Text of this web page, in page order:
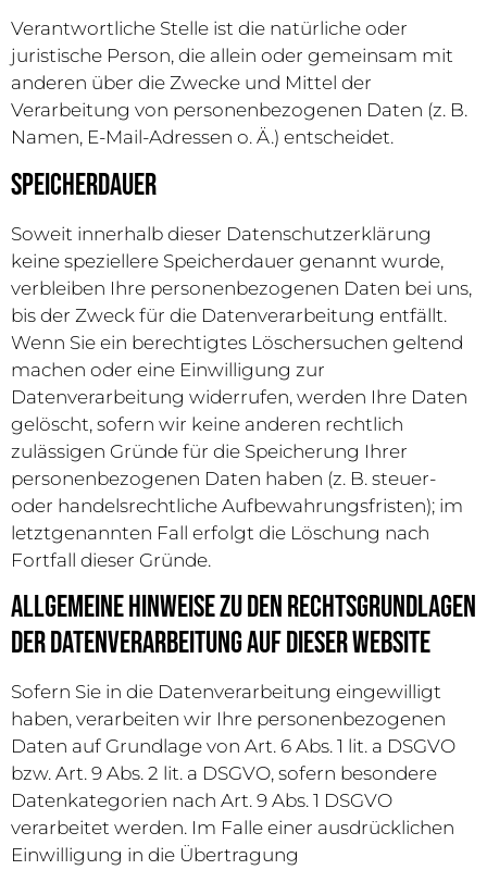
Verantwortliche Stelle ist die natürliche oder
juristische Person, die allein oder gemeinsam mit
anderen über die Zwecke und Mittel der
Verarbeitung von personenbezogenen Daten (z. B.
Namen, E-Mail-Adressen o. Ä.) entscheidet.
Speicherdauer
Soweit innerhalb dieser Datenschutzerklärung
keine speziellere Speicherdauer genannt wurde,
verbleiben Ihre personenbezogenen Daten bei uns,
bis der Zweck für die Datenverarbeitung entfällt.
Wenn Sie ein berechtigtes Löschersuchen geltend
machen oder eine Einwilligung zur
Datenverarbeitung widerrufen, werden Ihre Daten
gelöscht, sofern wir keine anderen rechtlich
zulässigen Gründe für die Speicherung Ihrer
personenbezogenen Daten haben (z. B. steuer-
oder handelsrechtliche Aufbewahrungsfristen); im
letztgenannten Fall erfolgt die Löschung nach
Fortfall dieser Gründe.
Allgemeine Hinweise zu den Rechtsgrundlagen
der Datenverarbeitung auf dieser Website
Sofern Sie in die Datenverarbeitung eingewilligt
haben, verarbeiten wir Ihre personenbezogenen
Daten auf Grundlage von Art. 6 Abs. 1 lit. a DSGVO
bzw. Art. 9 Abs. 2 lit. a DSGVO, sofern besondere
Datenkategorien nach Art. 9 Abs. 1 DSGVO
verarbeitet werden. Im Falle einer ausdrücklichen
Einwilligung in die Übertragung